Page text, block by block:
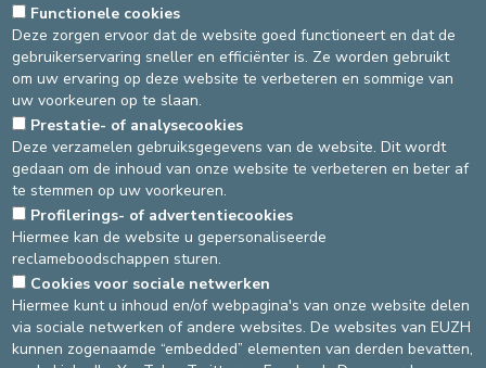
WAAR BEVINDT ZICH DE
RAADPLEGING PSYCHIATRIE?
SITE ST-ELISABETH SITE ST-MICHIEL
Vanaf de inkomhal, volg
de route 314
DEVELOP / REDUCE
asbl Cliniques de l’Europe – Europa Ziekenhuizen vzw
N° d’entreprise : 0432011571
Functionele cookies
Deze zorgen ervoor dat de website goed functioneert en dat de
gebruikerservaring sneller en efficiënter is. Ze worden gebruikt
om uw ervaring op deze website te verbeteren en sommige van
uw voorkeuren op te slaan.
Prestatie- of analysecookies
Deze verzamelen gebruiksgegevens van de website. Dit wordt
gedaan om de inhoud van onze website te verbeteren en beter af
te stemmen op uw voorkeuren.
Profilerings- of advertentiecookies
Hiermee kan de website u gepersonaliseerde
reclameboodschappen sturen.
Cookies voor sociale netwerken
Hiermee kunt u inhoud en/of webpagina's van onze website delen
via sociale netwerken of andere websites. De websites van EUZH
kunnen zogenaamde “embedded” elementen van derden bevatten,